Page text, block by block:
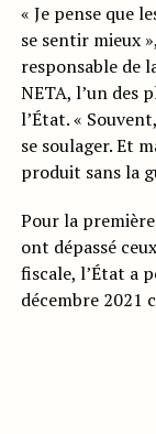
« Je pense que
se sentir mieux
responsable de
NETA, l’un des
l’État. «
se soulager. Et
produit sans la
Pour la
ont dépassé
fiscale, l’État a
décembre 2021